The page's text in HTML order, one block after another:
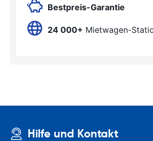
Bestpreis-Garantie
24 000+ Mietwagen-
Hilfe und Kontakt